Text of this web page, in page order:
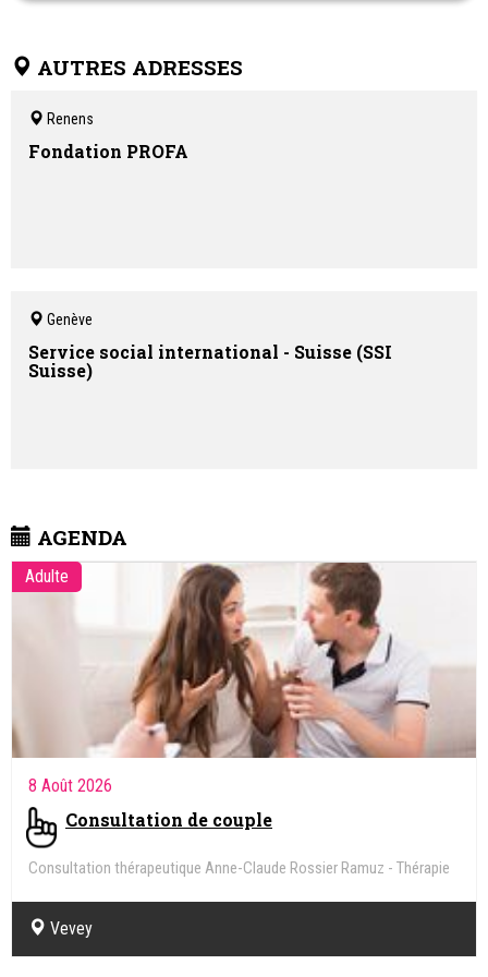
Accompagnement privé, confidentiel et complémentaire aux
Prestations :
Coaching co-parental · Médiation familiale · Coordination
parentale · Visites médiatisées · Audition de l’enfant et de
AUTRES ADRESSES
Renens
Fondation PROFA
Genève
Service social international - Suisse (SSI
Suisse)
AGENDA
Adulte
8 Août 2026
Consultation de couple
Consultation thérapeutique Anne-Claude Rossier Ramuz - Thérapie
Vevey